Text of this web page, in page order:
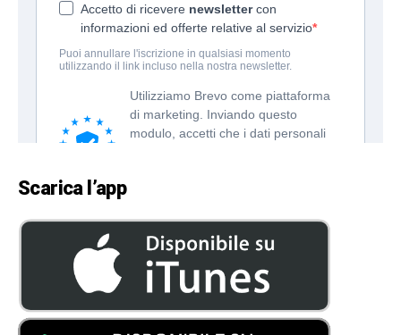
Scarica l’app